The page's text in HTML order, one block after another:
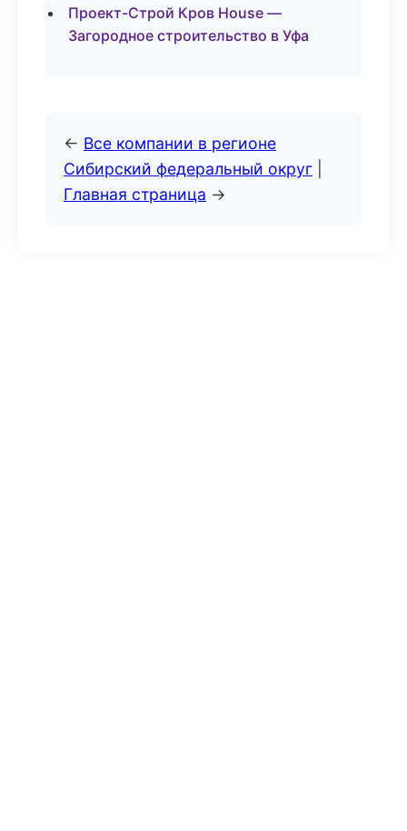
Проект-Строй Кров House —
Загородное строительство в Уфа
← Все компании в регионе
Сибирский федеральный округ
Главная страница →